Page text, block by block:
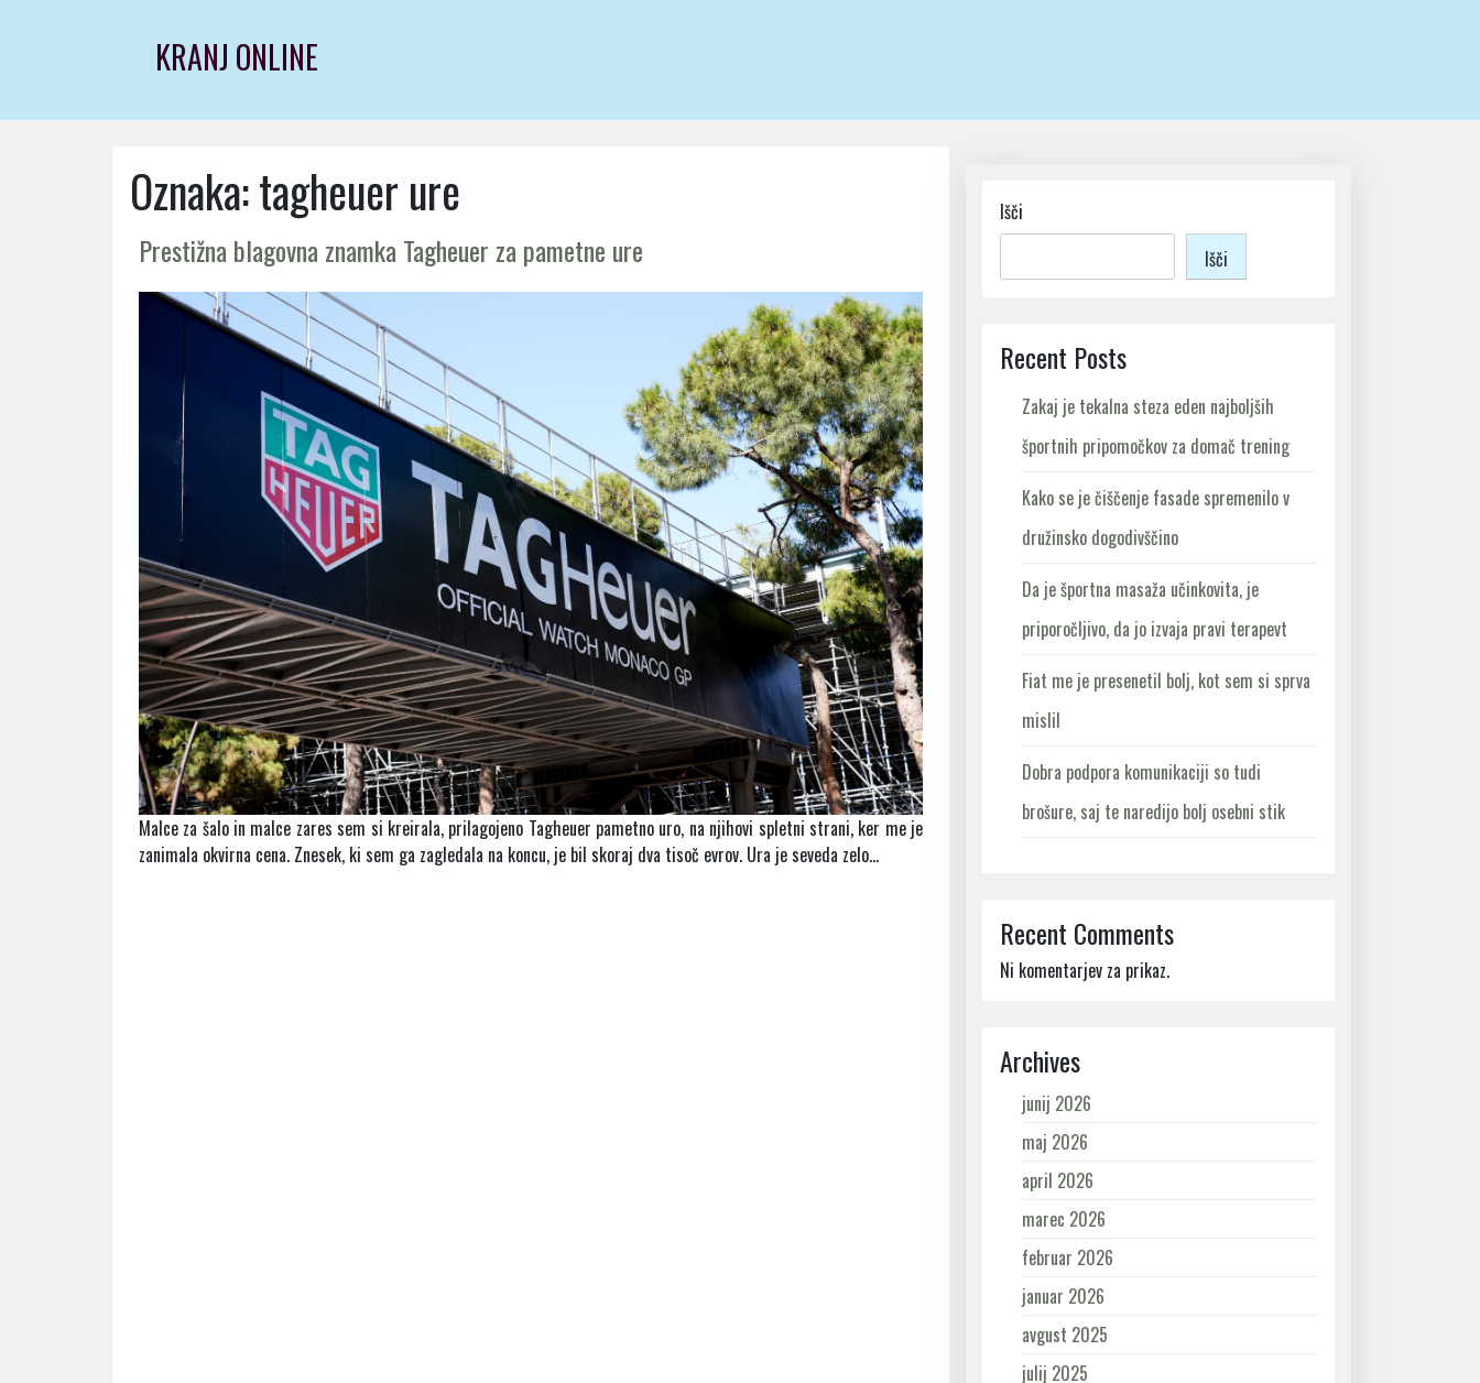
KRANJ ONLINE
Oznaka:tagheuer ure
Prestižna blagovna znamka Tagheuer za pametne ure
Malce za šalo in malce zares sem si kreirala, prilagojeno Tagheuer pametno uro, na njihovi spletni strani, ker me je
zanimala okvirna cena. Znesek, ki sem ga zagledala na koncu, je bil skoraj dva tisoč evrov. Ura je seveda zelo…
Išči
Išči
Recent Posts
Zakaj je tekalna steza eden najboljših
športnih pripomočkov za domač trening
Kako se je čiščenje fasade spremenilo v
družinsko dogodivščino
Da je športna masaža učinkovita, je
priporočljivo, da jo izvaja pravi terapevt
Fiat me je presenetil bolj, kot sem si sprva
mislil
Dobra podpora komunikaciji so tudi
brošure, saj te naredijo bolj osebni stik
Recent Comments
Ni komentarjev za prikaz.
Archives
junij 2026
maj 2026
april 2026
marec 2026
februar 2026
januar 2026
avgust 2025
julij 2025